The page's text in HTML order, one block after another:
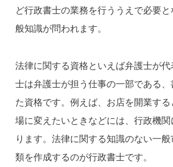
ど行政書士の業務を行ううえで必要
般知識が問われます。
法律に関する資格といえば弁護士が
士は弁護士が担う仕事の一部である
た資格です。例えば、お店を開業す
場に変えたいときなどには、行政機
ります。法律に関する知識のない一
類を作成するのが行政書士です。